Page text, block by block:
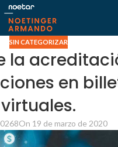
SIN CATEGORIZAR
la
en
virtuales.
On 19 de marzo de 2020